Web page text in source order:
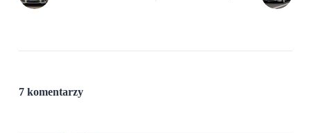
7 komentarzy